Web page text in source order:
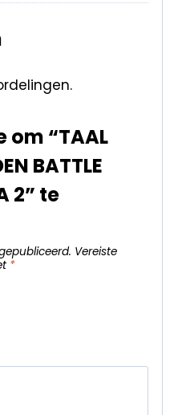
om “TAAL
BATTLE
2” te
Vereiste
*